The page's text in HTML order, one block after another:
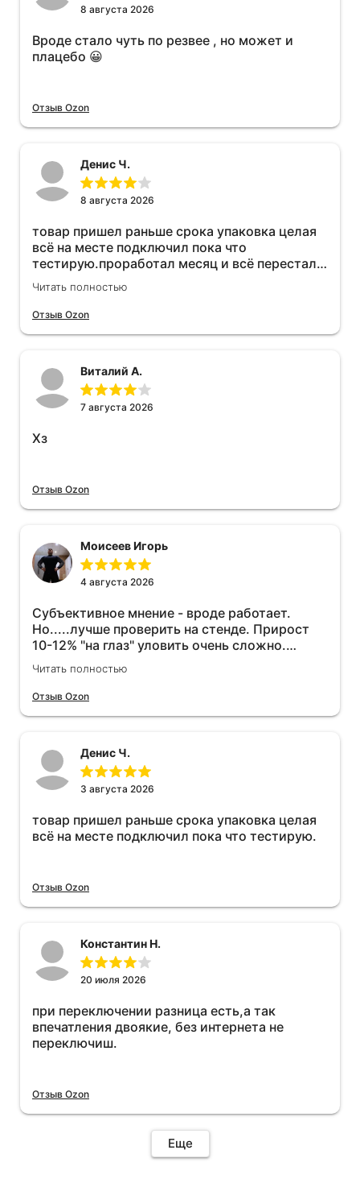
8 августа 2026
Вроде стало чуть по резвее , но может и
плацебо 😀
Отзыв Ozon
Денис Ч.
8 августа 2026
товар пришел раньше срока упаковка целая
всё на месте подключил пока что
тестирую.проработал месяц и всё перестал
работать прибавился расход топлива , очень
жаль деньги на ветер
Читать полностью
Отзыв Ozon
Виталий А.
7 августа 2026
Хз
Отзыв Ozon
Моисеев Игорь
4 августа 2026
Субъективное мнение - вроде работает.
Но.....лучше проверить на стенде. Прирост
10-12% "на глаз" уловить очень сложно.
Покатаюсь, потом отключу и посмотрю, что
будет 😁.
Читать полностью
Отзыв Ozon
Денис Ч.
3 августа 2026
товар пришел раньше срока упаковка целая
всё на месте подключил пока что тестирую.
Отзыв Ozon
Константин Н.
20 июля 2026
при переключении разница есть,а так
впечатления двоякие, без интернета не
переключиш.
Отзыв Ozon
Еще